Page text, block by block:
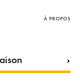
À PROPOS